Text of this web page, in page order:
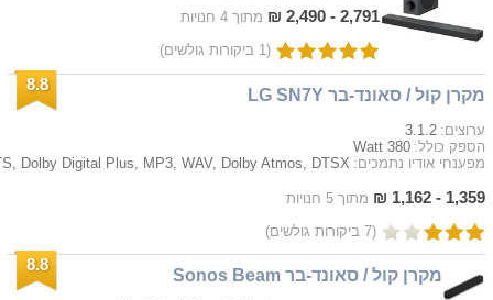
2,791 - 2,490 ₪
מתוך 4 חנויות
(1 ביקורות גולשים)
מקרן קול / סאונד-בר LG SN7Y
ערוצים: 3.1.2
הספק כולל: 380 Watt
מפענחי אודיו נתמכים:
1,359 - 1,162 ₪
מתוך 5 חנויות
(7 ביקורות גולשים)
8.8
מקרן קול / סאונד-בר Sonos Beam
8.8